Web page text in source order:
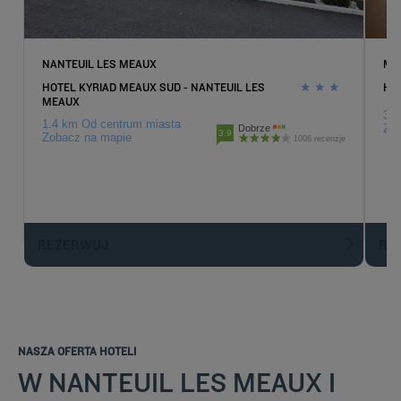
NANTEUIL LES MEAUX
HOTEL KYRIAD MEAUX SUD - NANTEUIL LES
MEAUX
1.4 km Od centrum miasta
Zobacz na mapie
3.9 Dobrze
1006 recenzje
NASZA OFERTA HOTELI
W NANTEUIL LES MEAUX I